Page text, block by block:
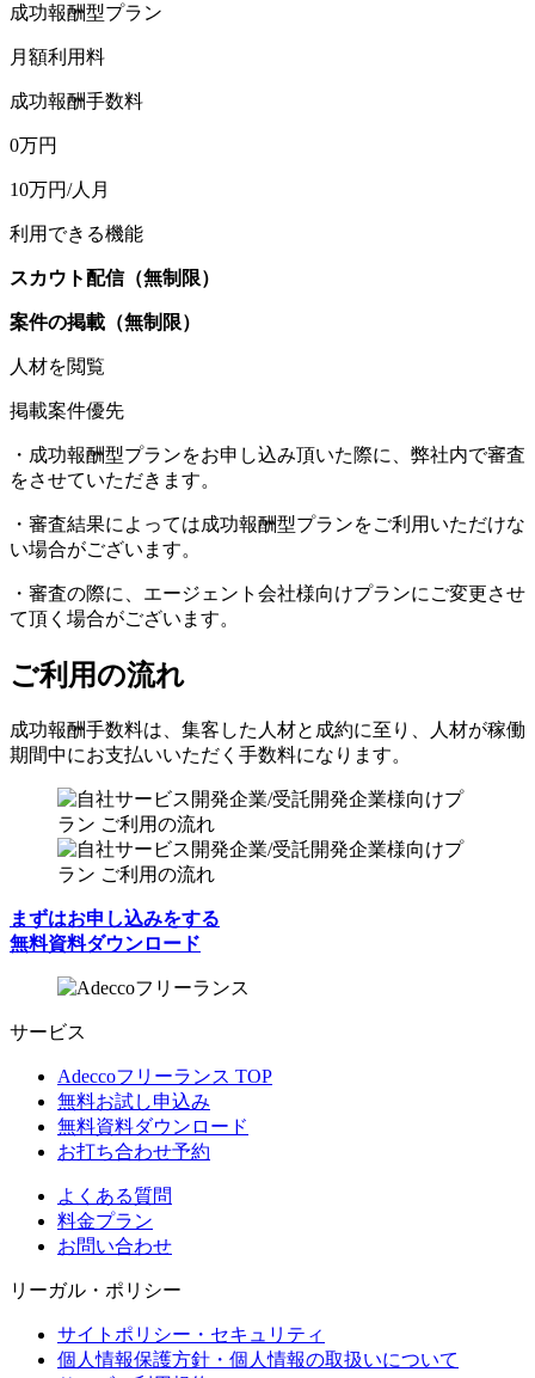
成功報酬型プラン
月額利用料
成功報酬手数料
0万円
10万円/人月
利用できる機能
スカウト配信（無制限）
案件の掲載（無制限）
人材を閲覧
掲載案件優先
・成功報酬型プランをお申し込み頂いた際に、弊社内で審査
をさせていただきます。
・審査結果によっては成功報酬型プランをご利用いただけな
い場合がございます。
・審査の際に、エージェント会社様向けプランにご変更させ
て頂く場合がございます。
ご利用の流れ
成功報酬手数料は、集客した人材と成約に至り、人材が稼働
期間中にお支払いいただく手数料になります。
まずはお申し込みをする
無料資料ダウンロード
サービス
Adeccoフリーランス TOP
無料お試し申込み
無料資料ダウンロード
お打ち合わせ予約
よくある質問
料金プラン
お問い合わせ
リーガル・ポリシー
サイトポリシー・セキュリティ
個人情報保護方針・個人情報の取扱いについて